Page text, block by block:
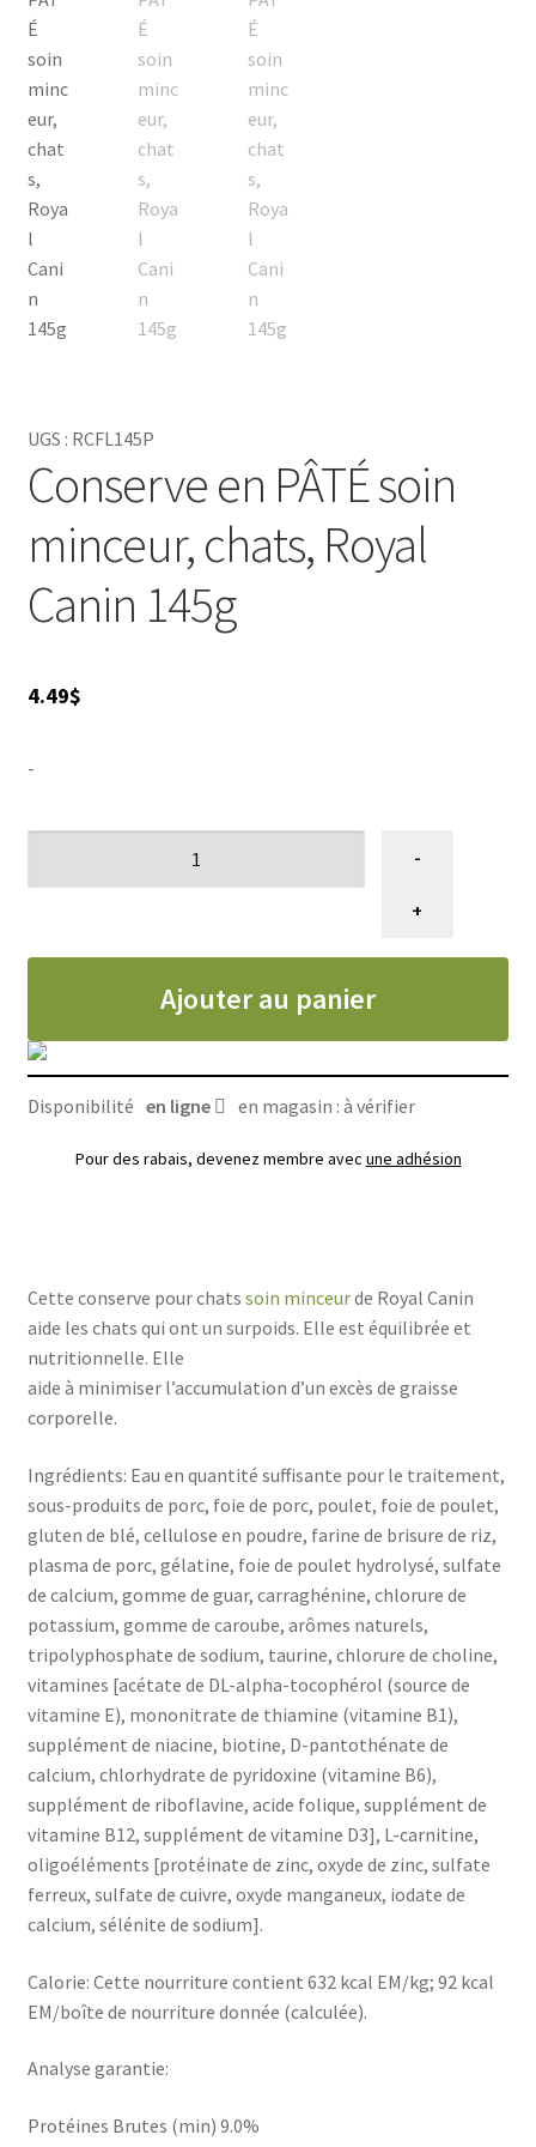
fait un choix apprécié des chats.En outre, pour les chats qui
ont besoin de perdre du poids, il existe des options de
nourriture spécialement formulées pour
Ces aliments sont conçus pour aider à réduire l'excès de
poids tout en fournissant les nutriments essentiels dont
les chats ont besoin pour rester en bonne santé. La
nourriture pour chat à base de porc constitue donc une
excellente option nutritive et savoureuse pour votre
animal.
UGS : RCFL145P
Conserve en PÂTÉ soin
minceur, chats, Royal
Canin 145g
4.49$
-
Conserve
PÂTÉ
Royal
Canin
-
+
Ajouter au panier
Disponibilité en ligne en magasin : à vérifier
Pour des rabais, devenez membre avec une adhésion
Cette conserve pour chats soin minceurde Royal Canin
aide les chats qui ont un surpoids. Elle est équilibrée et
nutritionnelle. Elle
aide à minimiser l’accumulation d’un excès de graisse
corporelle.
Ingrédients: Eau en quantité suffisante pour le traitement,
sous-produits de porc, foie de porc, poulet, foie de poulet,
gluten de blé, cellulose en poudre, farine de brisure de riz,
plasma de porc, gélatine, foie de poulet hydrolysé, sulfate
de calcium, gomme de guar, carraghénine, chlorure de
potassium, gomme de caroube, arômes naturels,
tripolyphosphate de sodium, taurine, chlorure de choline,
vitamines [acétate de DL-alpha-tocophérol (source de
vitamine E), mononitrate de thiamine (vitamine B1),
supplément de niacine, biotine, D-pantothénate de
calcium, chlorhydrate de pyridoxine (vitamine B6),
supplément de riboflavine, acide folique, supplément de
vitamine B12, supplément de vitamine D3], L-carnitine,
oligoéléments [protéinate de zinc, oxyde de zinc, sulfate
ferreux, sulfate de cuivre, oxyde manganeux, iodate de
calcium, sélénite de sodium].
Calorie: Cette nourriture contient 632 kcal EM/kg; 92 kcal
EM/boîte de nourriture donnée (calculée).
Analyse garantie:
Protéines Brutes (min) 9.0%